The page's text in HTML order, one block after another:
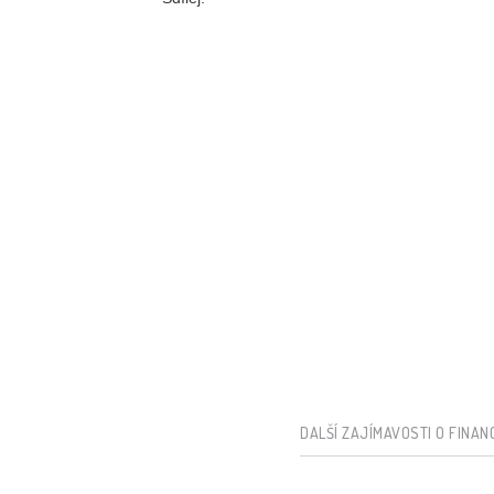
DALŠÍ ZAJÍMAVOSTI O